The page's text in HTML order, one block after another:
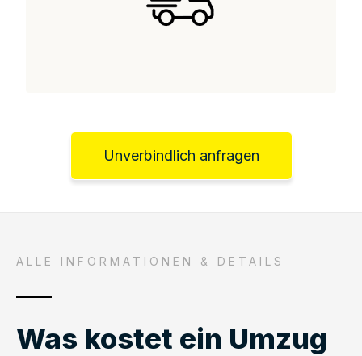
Unverbindlich anfragen
ALLE INFORMATIONEN & DETAILS
Was kostet ein Umzug